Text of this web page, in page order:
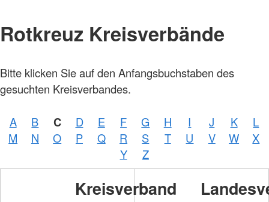
Rotkreuz Kreisverbände
Bitte klicken Sie auf den Anfangsbuchstaben des
gesuchten Kreisverbandes.
A B C D E F G H I J K
L
M
N O P Q R S T U V W
X
Y
Z
Kreisverband